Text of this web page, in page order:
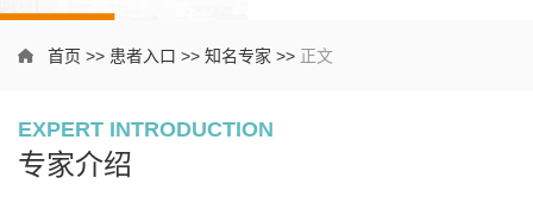
首页 >> 患者入口 >> 知名专家 >> 正文
EXPERT INTRODUCTION
专家介绍